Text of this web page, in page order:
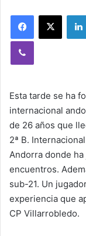
Esta tarde se ha
internacional
de 26 años que
2ª B.
Andorra donde
encuentros.
sub-21. Un
experiencia que
CP Villarrobledo.